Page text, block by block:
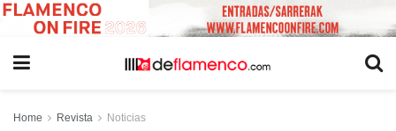
Home Revista Noticias